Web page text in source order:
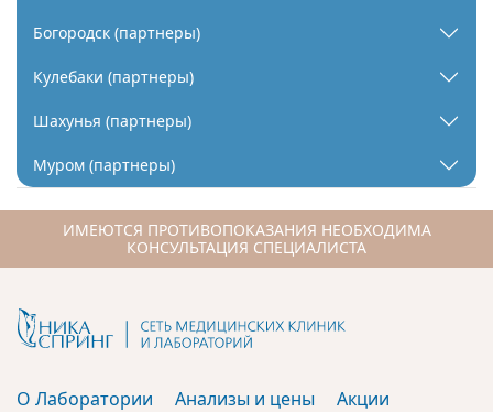
Богородск (партнеры)
Кулебаки (партнеры)
Шахунья (партнеры)
Муром (партнеры)
ИМЕЮТСЯ ПРОТИВОПОКАЗАНИЯ НЕОБХОДИМА
КОНСУЛЬТАЦИЯ СПЕЦИАЛИСТА
О Лаборатории Анализы и цены
Акции